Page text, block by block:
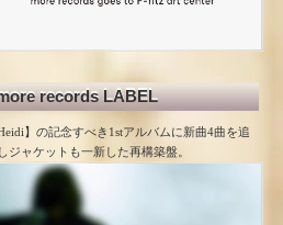
records LABEL
】の記念すべき1stアルバムに新曲4曲を追
ジャケットも一新した再構築盤。